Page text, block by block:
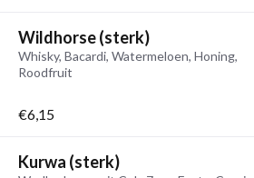
Wildhorse (sterk)
Whisky, Bacardi, Watermeloen, Honing,
Roodfruit
€6,15
Kurwa (sterk)